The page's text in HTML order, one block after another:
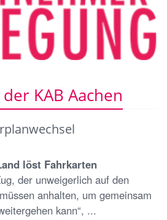
KAB Aachen
löst Fahrkarten
der unweigerlich auf den
anhalten, um gemeinsam
kann“, ...